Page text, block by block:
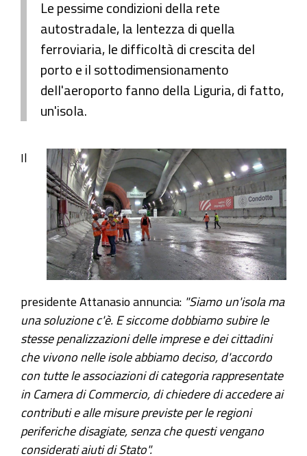
Le pessime condizioni della rete
autostradale, la lentezza di quella
ferroviaria, le difficoltà di crescita del
porto e il sottodimensionamento
dell'aeroporto fanno della Liguria, di fatto,
un'isola.
Il
presidente Attanasio annuncia: "Siamo un'isola ma
una soluzione c'è. E siccome dobbiamo subire le
stesse penalizzazioni delle imprese e dei cittadini
che vivono nelle isole abbiamo deciso, d'accordo
con tutte le associazioni di categoria rappresentate
in Camera di Commercio, di chiedere di accedere ai
contributi e alle misure previste per le regioni
periferiche disagiate, senza che questi vengano
considerati aiuti di Stato".